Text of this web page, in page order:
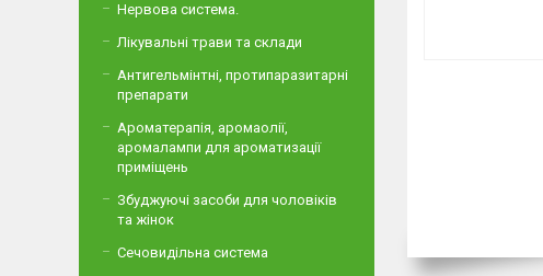
Нервова система.
Лікувальні трави та склади
Антигельмінтні, протипаразитарні
препарати
Ароматерапія, аромаолії,
аромалампи для ароматизації
приміщень
Збуджуючі засоби для чоловіків
та жінок
Сечовидільна система